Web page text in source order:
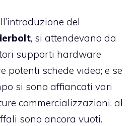
del
, si attendevano da
supporti hardware
potenti schede video; e se
si sono affiancati vari
commercializzazioni, al
sono ancora vuoti.